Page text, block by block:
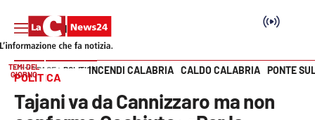
SEZIONI
Vai
TEMI DEL
GIORNO
INCENDI CALABRIA CALDO CALABRIA PONTE
HOME PAGE POLITICA
POLITICA
Tajani va da Cannizzaro ma non